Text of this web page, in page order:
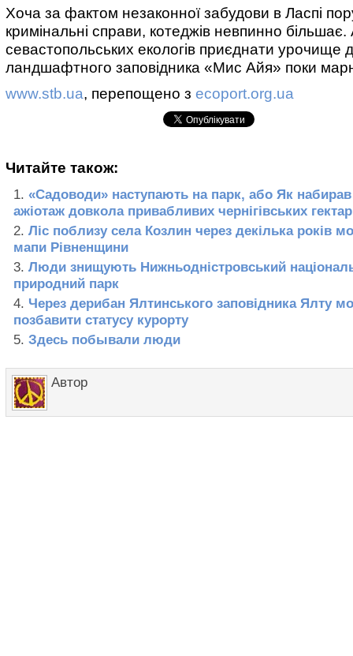
Хоча за фактом незаконної забудови в Ласпі
кримінальні справи, котеджів невпинно
севастопольських екологів приєднати урочище
ландшафтного заповідника «Мис Айя» поки
www.stb.ua, перепощено з ecoport.org.ua
Читайте також:
«Садоводи» наступають на парк, або Як набирав
ажіотаж довкола привабливих чернігівських
Ліс поблизу села Козлин через декілька років
мапи Рівненщини
Люди знищують Нижньодністровський
природний парк
Через дерибан Ялтинського заповідника Ялту
позбавити статусу курорту
Здесь побывали люди
Автор